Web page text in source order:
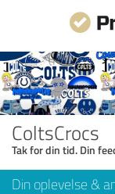
ColtsCrocs
Tak for din tid. Din
Din oplevelse &